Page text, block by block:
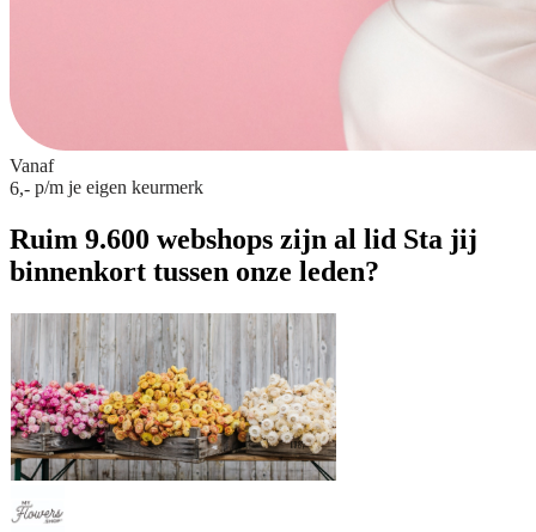
Vanaf
6,- p/m je eigen keurmerk
Ruim 9.600 webshops zijn al lid Sta jij
binnenkort tussen onze leden?